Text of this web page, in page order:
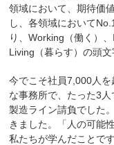
領域において、期待価
し、各領域において
り、Working（働く）
Living（暮らす）の頭
今でこそ社員7,000人
な事務所で、たった3
製造ライン請負でした
きました。「人の可能
私たちが学んだことで